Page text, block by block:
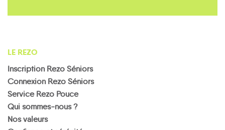
LE REZO
Inscription Rezo Séniors
Connexion Rezo Séniors
Service Rezo Pouce
Qui sommes-nous ?
Nos valeurs